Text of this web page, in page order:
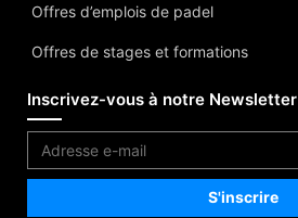
Offres d’emplois de padel
Offres de stages et formations
Inscrivez-vous à notre Newsletter